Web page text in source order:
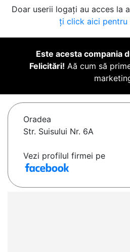
Doar userii logați au acces la
ți click aici pentru
Este acesta compania
Felicitări! Aă cum să
Oradea
Str. Suisului Nr. 6A
Vezi profilul firmei pe